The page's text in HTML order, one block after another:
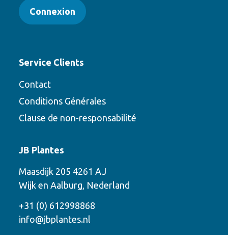
options suivantes
Connexion
Service Clients
Contact
Conditions Générales
Clause de non-responsabilité
JB Plantes
Maasdijk 205 4261 AJ
Wijk en Aalburg, Nederland
+31 (0) 612998868
info@jbplantes.nl